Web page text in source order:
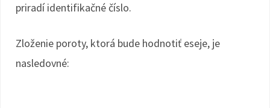
priradí identifikačné číslo.
Zloženie poroty, ktorá bude hodnotiť eseje, je
nasledovné: